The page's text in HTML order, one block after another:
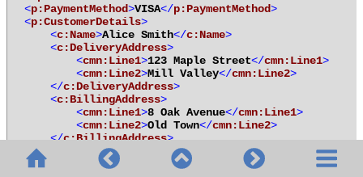
<p:PaymentMethod>VISA</p:PaymentMethod>
<p:CustomerDetails>
<c:Name>Alice Smith</c:Name>
<c:DeliveryAddress>
<cmn:Line1>123 Maple Street</cmn:Line1>
<cmn:Line2>Mill Valley</cmn:Line2>
</c:DeliveryAddress>
<c:BillingAddress>
<cmn:Line1>8 Oak Avenue</cmn:Line1>
<cmn:Line2>Old Town</cmn:Line2>
</c:BillingAddress>
</p:CustomerDetails
p:Purchase